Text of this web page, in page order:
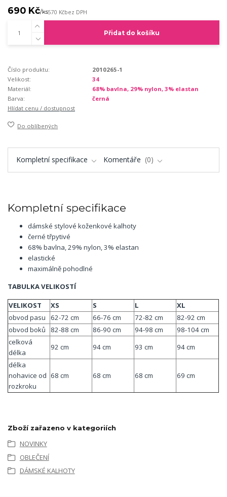
690 Kč/ks570 Kčbez DPH
Přidat do košíku
Číslo produktu:
2010265-1
Velikost:
34
Materiál:
68% bavlna, 29% nylon, 3% elastan
Barva:
černá
Hlídat cenu / dostupnost
Do oblíbených
Kompletní specifikace Komentáře 0
Kompletní specifikace
dámské stylové koženkové kalhoty
černé třpytivé
68% bavlna, 29% nylon, 3% elastan
elastické
maximálně pohodlné
TABULKA VELIKOSTÍ
VELIKOST XS S L
XL
obvod pasu
62-72 cm 66-76 cm 72-82 cm
82-92 cm
obvod boků
82-88 cm 86-90 cm 94-98 cm
98-104 cm
celková
délka
92 cm 94 cm 93 cm
94 cm
délka
nohavice od
rozkroku
68 cm 68 cm 68 cm 69 cm
Zboží zařazeno v kategoriích
NOVINKY
OBLEČENÍ
DÁMSKÉ KALHOTY